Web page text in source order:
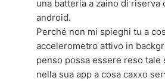
una batteria a zaino di riserva
android.
Perché non mi spieghi tu a
accelerometro attivo in
penso possa essere reso tale
nella sua app a cosa caxxo